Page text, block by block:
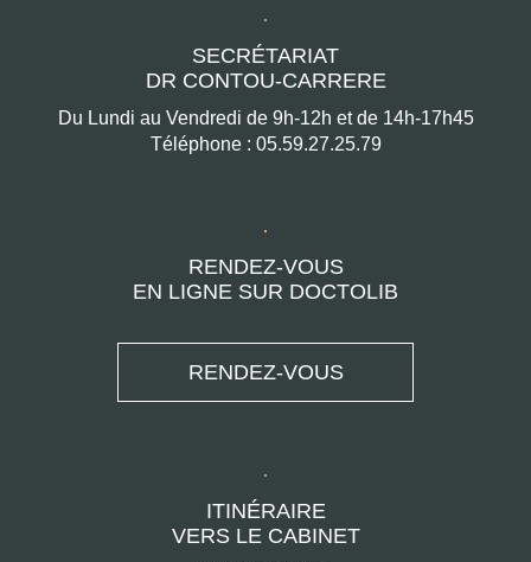
SECRÉTARIAT
DR CONTOU-CARRERE
Du Lundi au Vendredi de 9h-12h et de 14h-17h45
Téléphone : 05.59.27.25.79
RENDEZ-VOUS
EN LIGNE SUR DOCTOLIB
RENDEZ-VOUS
ITINÉRAIRE
VERS LE CABINET